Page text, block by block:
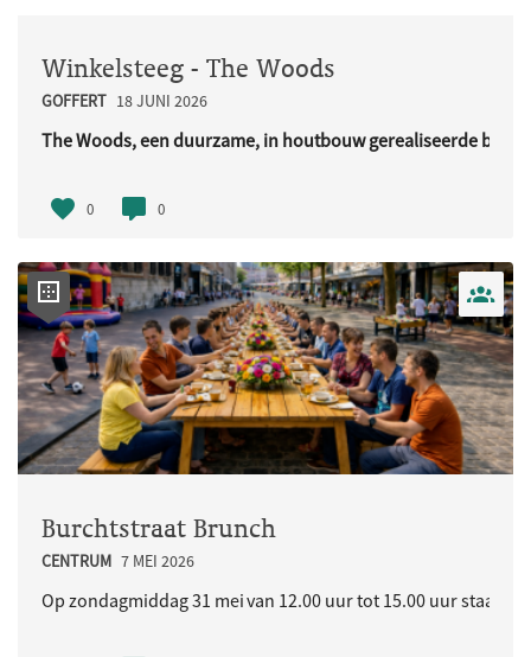
Winkelsteeg - The Woods
GOFFERT 18 JUNI 2026
The Woods, een duurzame, in houtbouw gerealiseerde buurt
0 0
Burchtstraat Brunch
CENTRUM 7 MEI 2026
Op zondagmiddag 31 mei van 12.00 uur tot 15.00 uur staat in